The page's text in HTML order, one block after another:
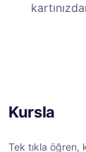
Kursla
Tek tıkla öğren,